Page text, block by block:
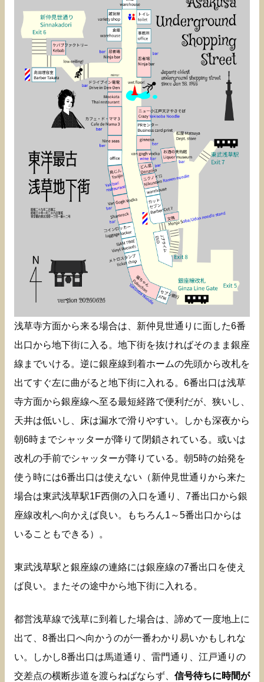
浅草寺方面から来る場合は、新仲見世通りに面した6番
出口から地下街に入る。地下街を抜ければそのまま銀座
線までいける。逆に銀座線到着ホームの先頭から改札を
出てすぐ左に曲がると地下街に入れる。6番出口は浅草
寺方面から銀座線へ至る最短経路で便利だが、狭いし、
天井は低いし、床は漏水で滑りやすい。しかも深夜から
朝6時までシャッターが降りて閉鎖されている。或いは
改札の手前でシャッターが降りている。朝5時の始発を
使う時には6番出口は使えない（新仲見世通りから来た
場合は東武浅草駅1F西側の入口を通り、7番出口から銀
座線改札へ向かえば良い。もちろん1～5番出口からは
いることもできる）。
東武浅草駅と銀座線の連絡には銀座線の7番出口を使え
ば良い。またその途中から地下街に入れる。
都営浅草線で浅草に到着した場合は、諦めて一度地上に
出て、8番出口へ向かうのが一番わかり易いかもしれな
い。しかし8番出口は馬道通り、雷門通り、江戸通りの
交差点の横断歩道を渡らねばならず、 信号待ちに時間が